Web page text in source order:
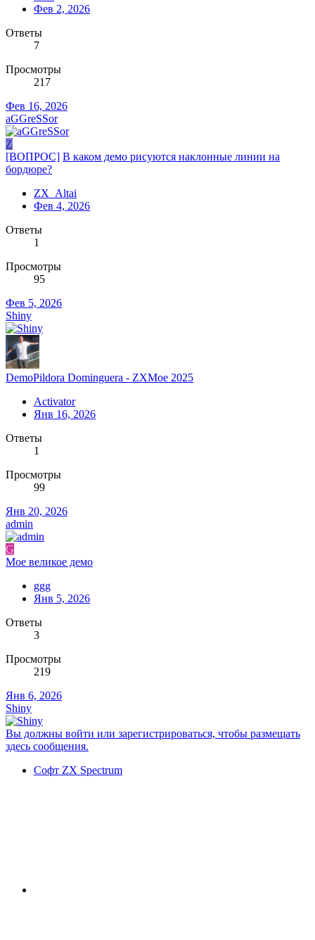
Фев 2, 2026
Ответы
7
Просмотры
217
Фев 16, 2026
aGGreSSor
Z
[ВОПРОС] В каком демо рисуются наклонные линии на
бордюре?
ZX_Altai
Фев 4, 2026
Ответы
1
Просмотры
95
Фев 5, 2026
Shiny
DemoPildora Dominguera - ZXMoe 2025
Activator
Янв 16, 2026
Ответы
1
Просмотры
99
Янв 20, 2026
admin
G
Мое великое демо
ggg
Янв 5, 2026
Ответы
3
Просмотры
219
Янв 6, 2026
Shiny
Вы должны войти или зарегистрироваться, чтобы размещать
здесь сообщения.
Софт ZX Spectrum